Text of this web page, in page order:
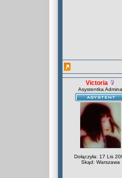
Victoria
Asystentka Admina
Dołączyła: 17 Lis
Skąd: Warszawa